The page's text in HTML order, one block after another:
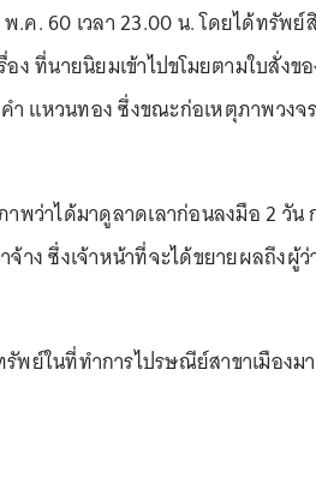
.ค. 60 เวลา 23.00 น. โดยได้ทรัพย์
ง ที่นายนิยมเข้าไปขโมยตามใบสั่งข
ำ แหวนทอง ซึ่งขณะก่อเหตุภาพวงจ
พว่าได้มาดูลาดเลาก่อนลงมือ 2 วัน
จ้าง ซึ่งเจ้าหน้าที่จะได้ขยายผลถึงผู้
พย์ในที่ทำการไปรษณีย์สาขาเมืองม